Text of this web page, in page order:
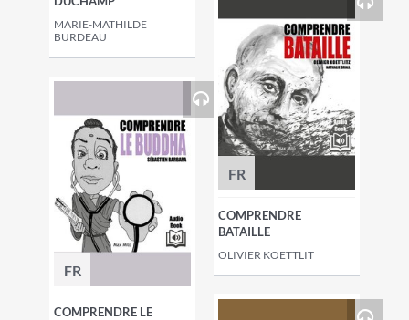
MARIE-MATHILDE
BURDEAU
FR
COMPRENDRE LE
FR
COMPRENDRE
BATAILLE
OLIVIER KOETTLIT